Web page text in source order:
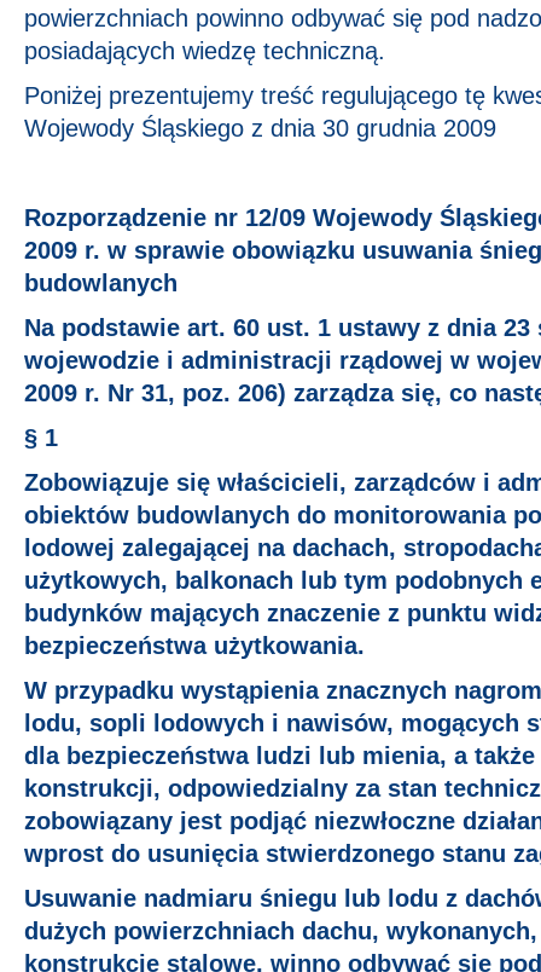
powierzchniach powinno odbywać się pod
posiadających wiedzę techniczną.
Poniżej prezentujemy treść regulującego tę
Wojewody Śląskiego z dnia 30 grudnia 2009
Rozporządzenie nr 12/09 Wojewody
2009 r. w sprawie obowiązku usuwania
budowlanych
Na podstawie art. 60 ust. 1 ustawy z dnia 23
wojewodzie i administracji rządowej w
2009 r. Nr 31, poz. 206) zarządza się, co
§ 1
Zobowiązuje się właścicieli, zarządców i
obiektów budowlanych do monitorowania
lodowej zalegającej na dachach,
użytkowych, balkonach lub tym podobnych
budynków mających znaczenie z punktu
bezpieczeństwa użytkowania.
W przypadku wystąpienia znacznych
lodu, sopli lodowych i nawisów, mogących
dla bezpieczeństwa ludzi lub mienia, a
konstrukcji, odpowiedzialny za stan
zobowiązany jest podjąć niezwłoczne
wprost do usunięcia stwierdzonego stanu
Usuwanie nadmiaru śniegu lub lodu z
dużych powierzchniach dachu,
konstrukcje stalowe, winno odbywać się